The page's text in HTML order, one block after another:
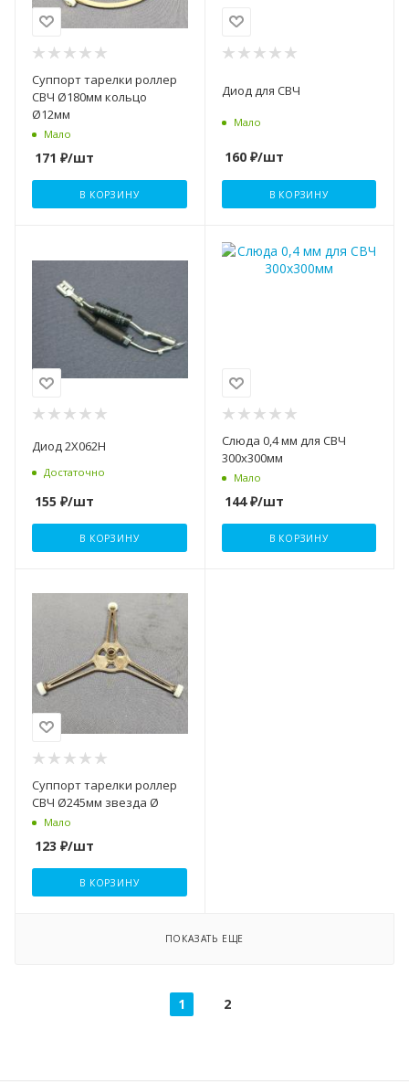
Суппорт тарелки роллер
СВЧ Ø180мм кольцо
Ø12мм
Мало
171 ₽/шт
В КОРЗИНУ
Диод для СВЧ
Мало
160₽/шт
В КОРЗИНУ
Диод 2X062H
Достаточно
155 ₽/шт
В КОРЗИНУ
Слюда 0,4 мм для СВЧ
300х300мм
Мало
144₽/шт
В КОРЗИНУ
Суппорт тарелки роллер
СВЧ Ø245мм звезда Ø
Мало
123 ₽/шт
В КОРЗИНУ
ПОКАЗАТЬ ЕЩЕ
1 2